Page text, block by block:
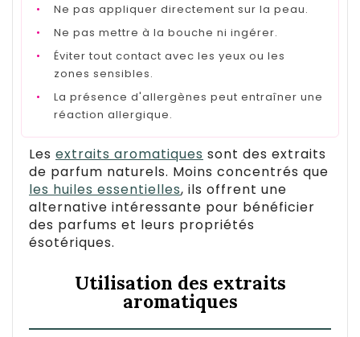
•
Ne pas appliquer directement sur la peau.
•
Ne pas mettre à la bouche ni ingérer.
•
Éviter tout contact avec les yeux ou les
zones sensibles.
•
La présence d'allergènes peut entraîner une
réaction allergique.
Les extraits aromatiques sont des extraits
de parfum naturels. Moins concentrés que
les huiles essentielles, ils offrent une
alternative intéressante pour bénéficier
des parfums et leurs propriétés
ésotériques.
Utilisation des extraits
aromatiques